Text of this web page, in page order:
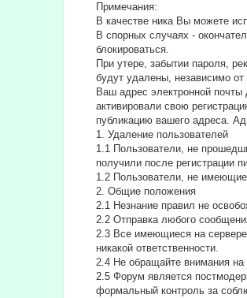
Примечания:
В качестве ника Вы можете
В спорных случаях -
блокироваться.
При утере, забытии пароля,
будут удалены, независимо
Ваш адрес электронной
активировали свою
публикацию вашего адреса.
1. Удаление пользователей
1.1 Пользователи, не
получили после регистрации
1.2 Пользователи, не
2. Общие положения
2.1 Hезнание правил не
2.2 Отправка любого
2.3 Все имеющиеся на
никакой ответственности.
2.4 Не обращайте внимания
2.5 Форум является
формальный контроль за